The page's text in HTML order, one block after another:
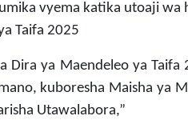
vyema katika utoaji
Taifa 2025
Dira ya Maendeleo ya
kuboresha Maisha ya
Utawalabora,”